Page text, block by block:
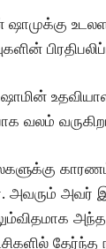
ஷாமுக்கு
ஷாமின்
வலம்
காரணம்
அவரும் அவர்
அந்த
தேர்ந்த